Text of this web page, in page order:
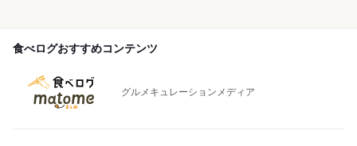
食べログおすすめコンテンツ
グルメキュレーションメディア